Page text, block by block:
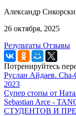
Александр
26 октября, 2025
Результаты Отзывы
Потренируйтесь
Руслан Айдаев. Cha-
2023
Супер стопы от
Sebastian Arce -
СТУДЕНТОВ И